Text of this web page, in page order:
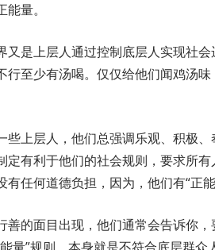
量。
又是上层人通过控制底层人实现社
行至少有汤喝。仅仅给他们闻鸡汤
些上层人，他们总强调乐观、积极
有利于他们的社会规则，要求所有
任何道德负担，因为，他们有“正能
的面目出现，他们通常会告诉你，